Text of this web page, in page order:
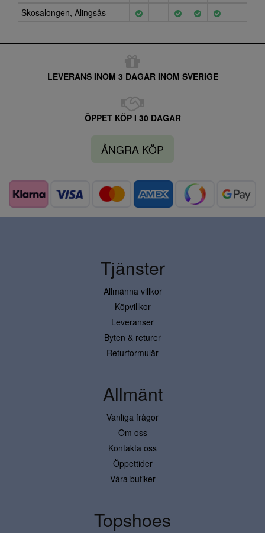
Skosalongen, Alingsås
LEVERANS INOM 3 DAGAR INOM SVERIGE
ÖPPET KÖP I 30 DAGAR
ÅNGRA KÖP
Tjänster
Allmänna villkor
Köpvillkor
Leveranser
Byten & returer
Returformulär
Allmänt
Vanliga frågor
Om oss
Kontakta oss
Öppettider
Våra butiker
Topshoes